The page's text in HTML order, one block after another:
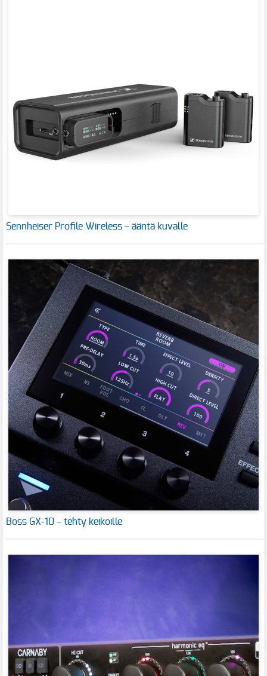
Sennheiser Profile Wireless – ääntä kuvalle
Boss GX-10 – tehty keikoille